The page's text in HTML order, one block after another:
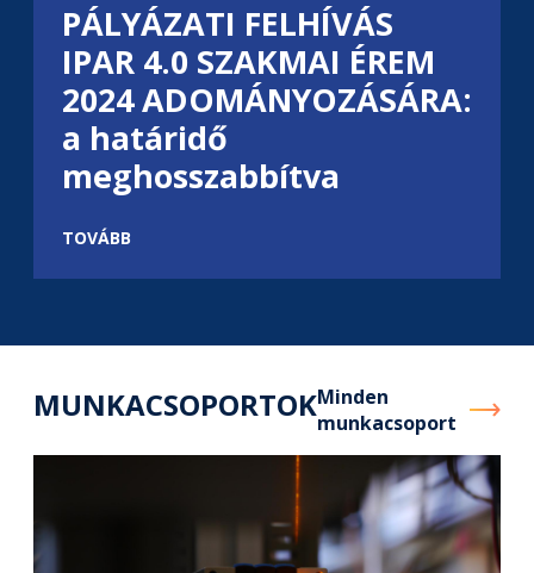
PÁLYÁZATI FELHÍVÁS
IPAR 4.0 SZAKMAI ÉREM
2024 ADOMÁNYOZÁSÁRA:
a határidő
meghosszabbítva
TOVÁBB
MUNKACSOPORTOKMinden
munkacsoport